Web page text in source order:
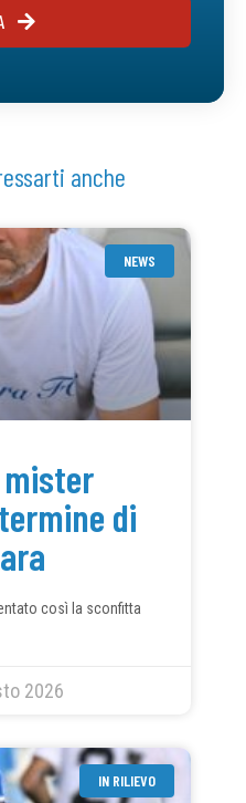
anche
NEWS
mister
di
così la sconfitta
2026
IN RILIEVO